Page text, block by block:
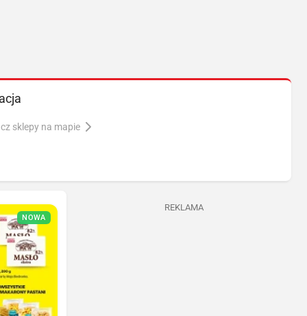
sklepy na mapie
NOWA
REKLAMA